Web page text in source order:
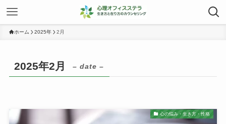
ホーム 2025年 2月
2025年2月 – date –
心の悩み・生き方・性格